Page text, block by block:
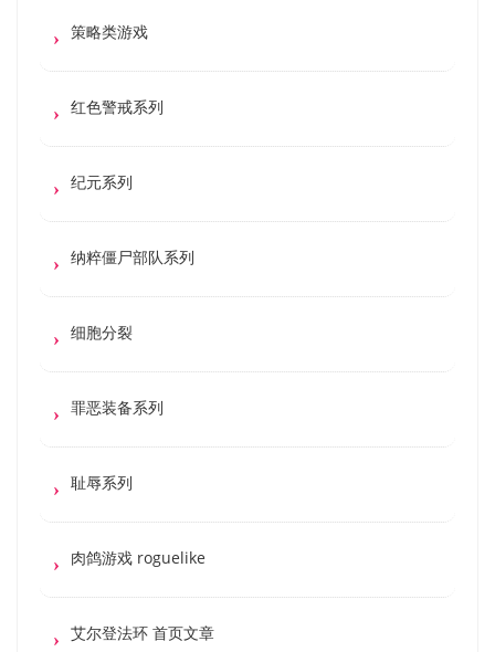
策略类游戏
红色警戒系列
纪元系列
纳粹僵尸部队系列
细胞分裂
罪恶装备系列
耻辱系列
肉鸽游戏 roguelike
艾尔登法环 首页文章